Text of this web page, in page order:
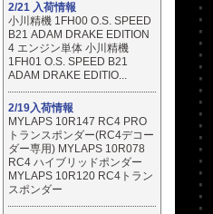
2/21 入荷情報
小川精機 1FH00 O.S. SPEED
B21 ADAM DRAKE EDITION
4 エンジン単体 小川精機
1FH01 O.S. SPEED B21
ADAM DRAKE EDITIO...
2/19入荷情報
MYLAPS 10R147 RC4 PRO
トランスポンダー(RC4デコー
ダー専用) MYLAPS 10R078
RC4 ハイブリッドポンダー
MYLAPS 10R120 RC4トラン
スポンダー